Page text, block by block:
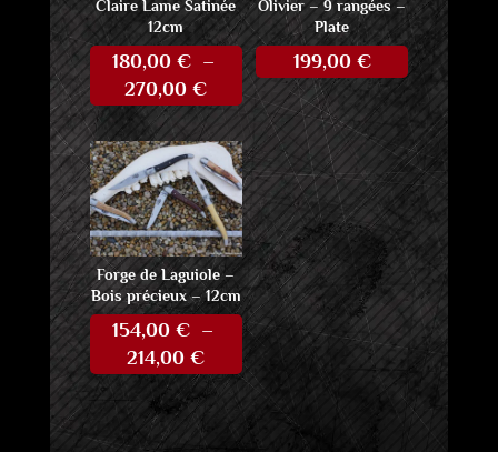
Claire Lame Satinée
12cm
180,00 € –
270,00€Plage
de
prix :
180,00 €
à
270,00 €
Olivier – 9 rangées –
Plate
199,00 €
Forge de Laguiole –
Bois précieux – 12cm
154,00€ –
214,00€Plage
de
prix :
154,00 €